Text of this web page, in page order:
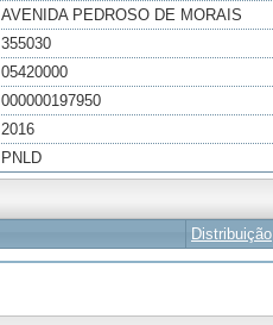
AVENIDA PEDROSO DE MORAIS
355030
05420000
000000197950
2016
PNLD
Distribuição